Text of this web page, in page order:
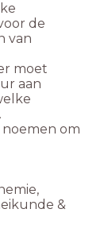
de
van
moet
aan
om
&